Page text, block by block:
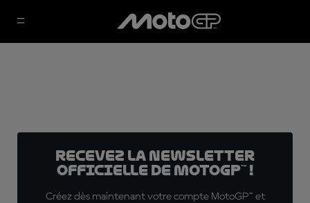
Recevez la Newsletter
officielle de MotoGP™ !
Créez dès maintenant votre compte MotoGP™ et